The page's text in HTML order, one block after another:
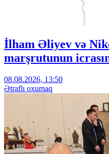
İlham Əliyev və
marşrutunun
08.08.2026, 13:50
Ətraflı oxumaq